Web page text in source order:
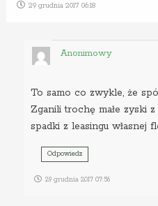
29 grudnia 2017 06:18
Anonimowy
To samo co zwykle, że
Zganili trochę małe zyski
spadki z leasingu własnej
Odpowiedz
29 grudnia 2017 07:56